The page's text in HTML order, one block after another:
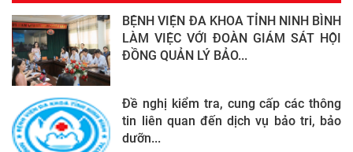
BỆNH VIỆN ĐA KHOA TỈNH NINH BÌNH
LÀM VIỆC VỚI ĐOÀN GIÁM SÁT HỘI
ĐỒNG QUẢN LÝ BẢO...
Đề nghị kiểm tra, cung cấp các thông
tin liên quan đến dịch vụ bảo tri, bảo
dưỡn...